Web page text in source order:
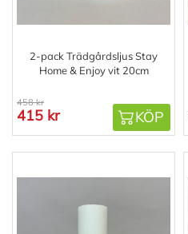
2-pack Trädgårdsljus Stay
Home & Enjoy vit 20cm
458 kr
415 kr KÖP